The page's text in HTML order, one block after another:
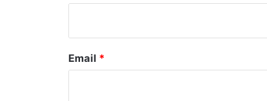
Email *